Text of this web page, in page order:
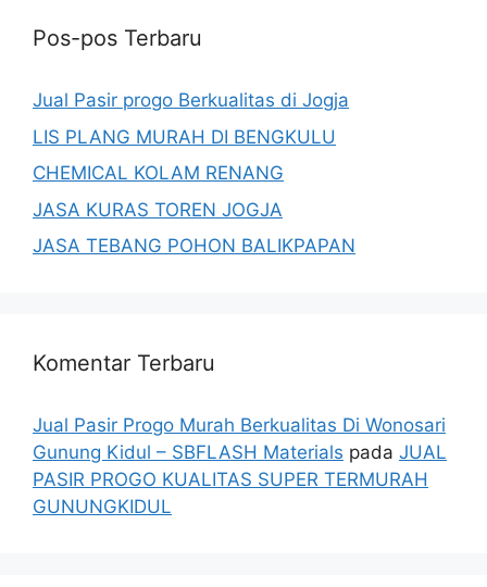
Pos-pos Terbaru
Jual Pasir progo Berkualitas di Jogja
LIS PLANG MURAH DI BENGKULU
CHEMICAL KOLAM RENANG
JASA KURAS TOREN JOGJA
JASA TEBANG POHON BALIKPAPAN
Komentar Terbaru
Jual Pasir Progo Murah Berkualitas Di Wonosari
Gunung Kidul – SBFLASH Materials pada JUAL
PASIR PROGO KUALITAS SUPER TERMURAH
GUNUNGKIDUL